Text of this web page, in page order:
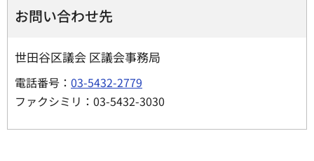
お問い合わせ先
世田谷区議会 区議会事務局
電話番号： 03-5432-2779
ファクシミリ：03-5432-3030